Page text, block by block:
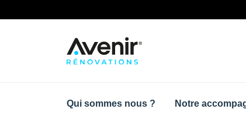
Qui sommes nous ? Notre